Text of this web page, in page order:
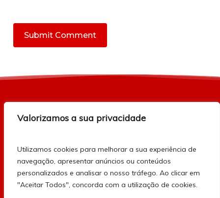
Valorizamos a sua privacidade
Utilizamos cookies para melhorar a sua experiência de
navegação, apresentar anúncios ou conteúdos
personalizados e analisar o nosso tráfego. Ao clicar em
"Aceitar Todos", concorda com a utilização de cookies.
Vidreira — Todos os Direitos Reservados.
Termos e Condições de Utilização
Política de Proteção de Dados